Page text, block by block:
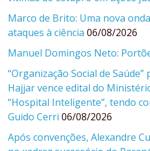
Marco de Brito: Uma nova
ataques à ciência 06/08/2026
Manuel Domingos Neto:
“Organização Social de
Hajjar vence edital do
“Hospital Inteligente”, tendo
Guido Cerri 06/08/2026
Após convenções, Alexandre